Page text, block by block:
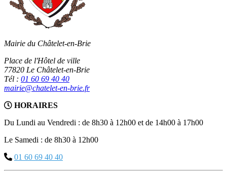
Mairie du Châtelet-en-Brie
Place de l'Hôtel de ville
77820 Le Châtelet-en-Brie
Tél : 01 60 69 40 40
mairie@chatelet-en-brie.fr
HORAIRES
Du Lundi au Vendredi : de 8h30 à 12h00 et de 14h00 à 17h00
Le Samedi : de 8h30 à 12h00
01 60 69 40 40